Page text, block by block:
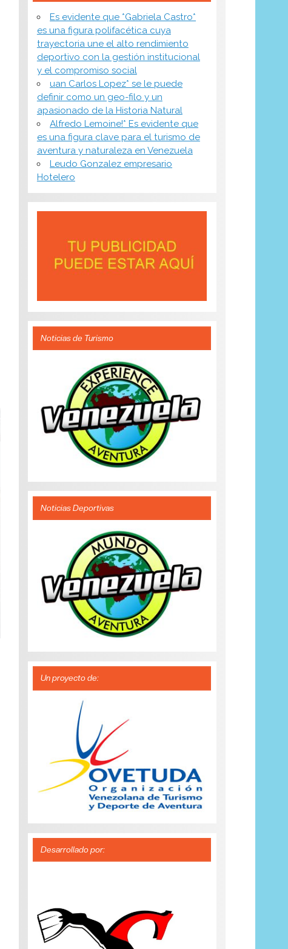
Es evidente que *Gabriela Castro*
es una figura polifacética cuya
trayectoria une el alto rendimiento
deportivo con la gestión institucional
y el compromiso social
uan Carlos Lopez* se le puede
definir como un geo-filo y un
apasionado de la Historia Natural
Alfredo Lemoine!* Es evidente que
es una figura clave para el turismo de
aventura y naturaleza en Venezuela
Leudo Gonzalez empresario
Hotelero
Noticias de Turismo
Noticias Deportivas
Un proyecto de:
Desarrollado por: